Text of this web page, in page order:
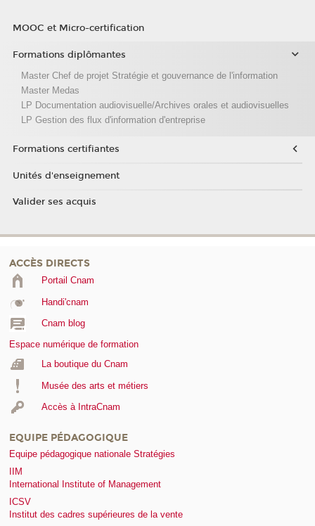
MOOC et Micro-certification
Formations diplômantes
Master Chef de projet Stratégie et gouvernance de l'information
Master Medas
LP Documentation audiovisuelle/Archives orales et audiovisuelles
LP Gestion des flux d'information d'entreprise
Formations certifiantes
Unités d'enseignement
Valider ses acquis
ACCÈS DIRECTS
Portail Cnam
Handi'cnam
Cnam blog
Espace numérique de formation
La boutique du Cnam
Musée des arts et métiers
Accès à IntraCnam
EQUIPE PÉDAGOGIQUE
Equipe pédagogique nationale Stratégies
IIM
International Institute of Management
ICSV
Institut des cadres supérieures de la vente